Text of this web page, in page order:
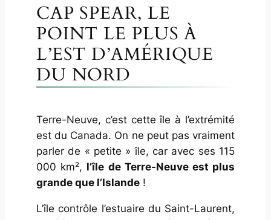
CAP SPEAR, LE
POINT LE PLUS À
L’EST D’AMÉRIQUE
DU NORD
Terre-Neuve, c’est cette île à l’extrémité
est du Canada. On ne peut pas vraiment
parler de « petite » île, car avec ses 115
000 km², l’île de Terre-Neuve est plus
grande que l’Islande!
L’île contrôle l’estuaire du Saint-Laurent,